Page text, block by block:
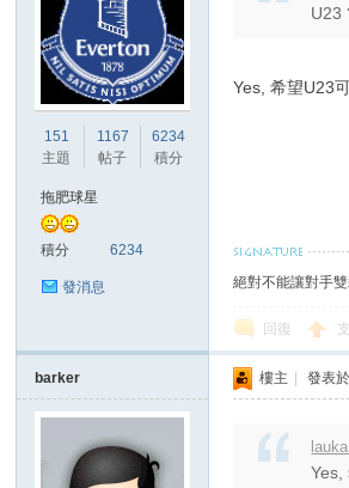
151
主題
1167
帖子
6234
積分
拖肥球星
積分 6234
發消息
U23
Yes, 希望U23
絕對不能讓對手雙
回復
barker 樓主 發表
Yes,